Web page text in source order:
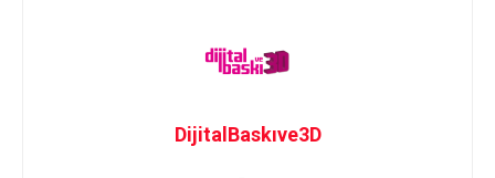
DijitalBaskıve3D